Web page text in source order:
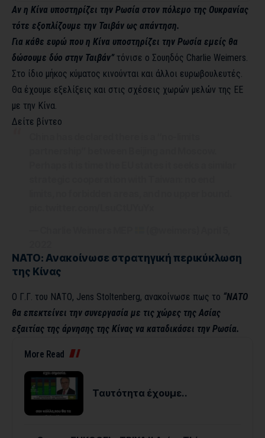
Αν η Κίνα υποστηρίζει την Ρωσία στον πόλεμο της Ουκρανίας
τότε εξοπλίζουμε την Ταιβάν ως απάντηση.
Για κάθε ευρώ που η Κίνα υποστηρίζει την Ρωσία εμείς θα
δώσουμε δύο στην Ταιβάν” τόνισε ο Σουηδός Charlie Weimers.
Στο ίδιο μήκος κύματος κινούνται και άλλοι ευρωβουλευτές.
Θα έχουμε εξελίξεις και στις σχέσεις χωρών μελών της ΕΕ
με την Κίνα.
Δείτε βίντεο
ΝΑΤΟ: Ανακοίνωσε στρατηγική περικύκλωση
της Κίνας
Ο Γ.Γ. του ΝΑΤΟ, Jens Stoltenberg, ανακοίνωσε πως το “ΝΑΤΟ
θα επεκτείνει την συνεργασία με τις χώρες της Ασίας
εξαιτίας της άρνησης της Κίνας να καταδικάσει την Ρωσία.
More Read
Ταυτότητα έχουμε..